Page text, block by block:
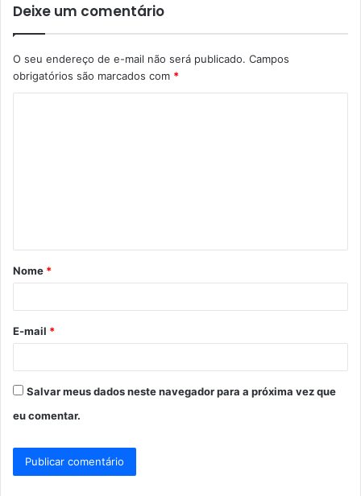
Deixe um comentário
O seu endereço de e-mail não será publicado. Campos
obrigatórios são marcados com *
á
r
*
Nome *
E-mail *
Salvar meus dados neste navegador para a próxima vez que
eu comentar.